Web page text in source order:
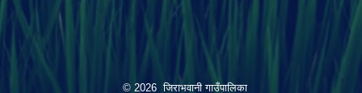
© 2026 जिराभवानी गाउँपालिका